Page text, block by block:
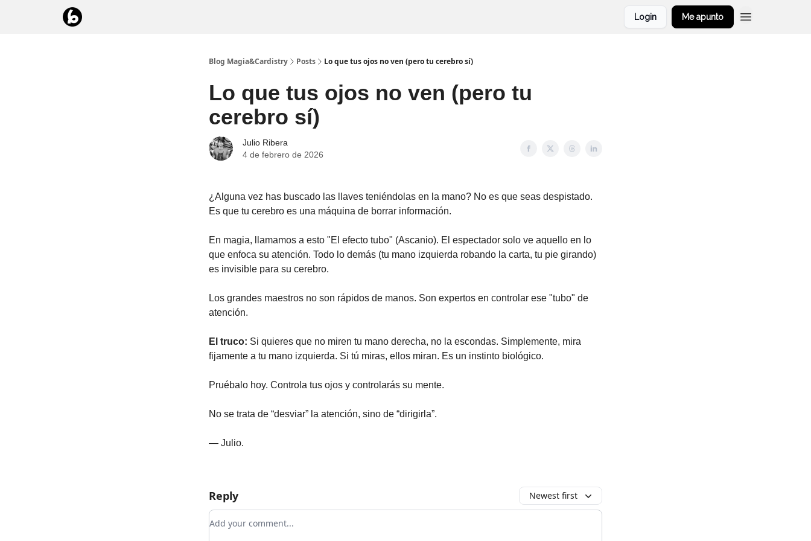
Login Me apunto
Blog Magia&Cardistry Posts Lo que tus ojos no ven (pero tu cerebro sí)
Lo que tus ojos no ven (pero tu
cerebro sí)
Julio Ribera
4 de febrero de 2026
¿Alguna vez has buscado las llaves teniéndolas en la mano? No es que seas despistado.
Es que tu cerebro es una máquina de borrar información.
En magia, llamamos a esto "El efecto tubo" (Ascanio). El espectador solo ve aquello en lo
que enfoca su atención. Todo lo demás (tu mano izquierda robando la carta, tu pie girando)
es invisible para su cerebro.
Los grandes maestros no son rápidos de manos. Son expertos en controlar ese "tubo" de
atención.
El truco: Si quieres que no miren tu mano derecha, no la escondas. Simplemente, mira
fijamente a tu mano izquierda. Si tú miras, ellos miran. Es un instinto biológico.
Pruébalo hoy. Controla tus ojos y controlarás su mente.
No se trata de “desviar” la atención, sino de “dirigirla”.
— Julio.
Reply Newest first
Add your comment